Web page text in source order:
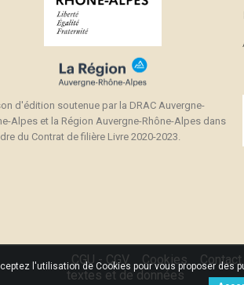
d'édition soutenue par la DRAC Auvergne-
Alpes et la Région Auvergne-Rhône-Alpes dans
du Contrat de filière Livre 2020-2023.
CGU - CGV Cookies Contact
textes et de données
l'utilisation de Cookies pour vous proposer